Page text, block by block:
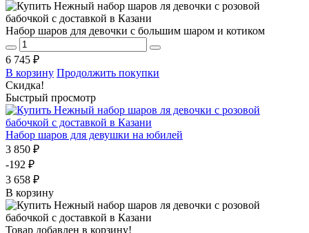
Набор шаров для девочки с большим шаром и котиком
6 745 ₽
В корзину Продолжить покупки
Скидка!
Быстрый просмотр
Набор шаров для девушки на юбилей
3 850 ₽
-192 ₽
3 658 ₽
В корзину
Товар добавлен в корзину!